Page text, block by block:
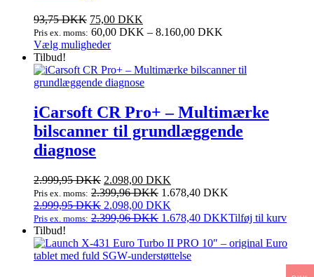
93,75DKK 75,00 DKK
Pris ex. moms: 60,00 DKK – 8.160,00 DKK
Vælg mulighederDette
har
flere
Mulighederne
kan
vælges
Tilbud!
iCarsoft CR Pro+ – Multimærke
bilscanner til grundlæggende
diagnose
2.999,95DKK Den
oprindelige
pris
var:
2.098,00 DKK
aktuelle
er:
Pris ex. moms: 2.399,96DKK 1.678,40 DKK
2.999,95DKK Den
oprindelige
var:
2.999,95 DKK.
2.098,00 DKK
aktuelle
er:
2.098,00 DKK.
Pris ex. moms: 2.399,96DKK 1.678,40 DKKTilføj til kurv
Tilbud!